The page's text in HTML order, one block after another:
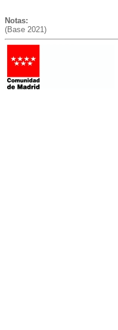
Notas:
(Base 2021)